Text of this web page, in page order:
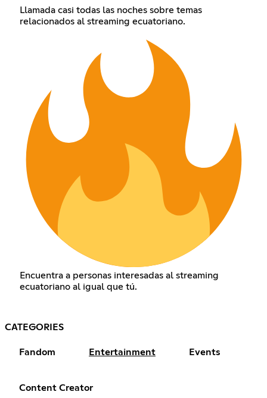
Llamada casi todas las noches sobre temas
relacionados al streaming ecuatoriano.
Encuentra a personas interesadas al streaming
ecuatoriano al igual que tú.
CATEGORIES
Fandom Entertainment Events
Content Creator